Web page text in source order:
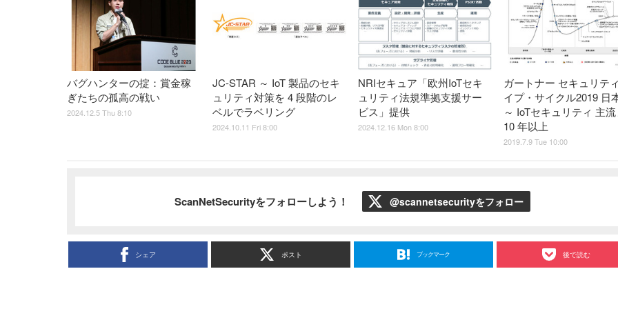
バグハンターの掟：賞金稼
ぎたちの孤高の戦い
2024.12.5 Thu 8:10
JC-STAR ～ IoT 製品のセキ
ュリティ対策を 4 段階のレ
ベルでラベリング
2024.10.11 Fri 8:00
NRIセキュア「欧州IoTセキ
ュリティ法規準拠支援サー
ビス」提供
2024.12.16 Mon 8:00
ガートナー セキュリテ
イプ・サイクル2019 日
～ IoTセキュリティ 主
10 年以上
2019.7.9 Tue 10:00
ScanNetSecurityをフォローしよう！ @scannetsecurityをフォロー
シェア ポスト ブックマーク 後で読む